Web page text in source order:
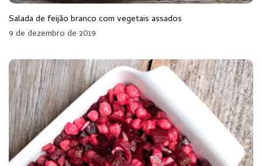
Salada de feijão branco com vegetais assados
9 de dezembro de 2019